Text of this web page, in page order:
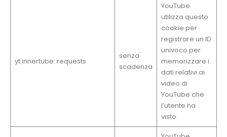
yt.innertube::requests
senza
scadenza
YouTube
utilizza questo
cookie per
registrare un ID
univoco per
memorizzare i
dati relativi ai
video di
YouTube che
l’utente ha
visto.